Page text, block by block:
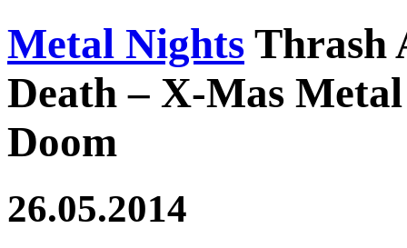
Metal Nights Thrash
Death – X-Mas
Doom
26.05.2014